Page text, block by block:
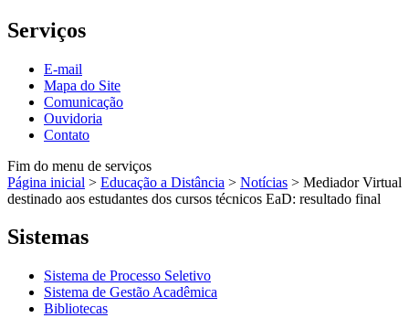
Serviços
E-mail
Mapa do Site
Comunicação
Ouvidoria
Contato
Fim do menu de serviços
Página inicial > Educação a Distância > Notícias > Mediador Virtual
destinado aos estudantes dos cursos técnicos EaD: resultado final
Sistemas
Sistema de Processo Seletivo
Sistema de Gestão Acadêmica
Bibliotecas